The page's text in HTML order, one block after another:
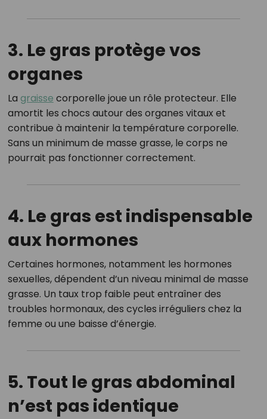
3. Le gras protège vos
organes
La graisse corporelle joue un rôle protecteur. Elle
amortit les chocs autour des organes vitaux et
contribue à maintenir la température corporelle.
Sans un minimum de masse grasse, le corps ne
pourrait pas fonctionner correctement.
4. Le gras est indispensable
aux hormones
Certaines hormones, notamment les hormones
sexuelles, dépendent d’un niveau minimal de masse
grasse. Un taux trop faible peut entraîner des
troubles hormonaux, des cycles irréguliers chez la
femme ou une baisse d’énergie.
5. Tout le gras abdominal
n’est pas identique